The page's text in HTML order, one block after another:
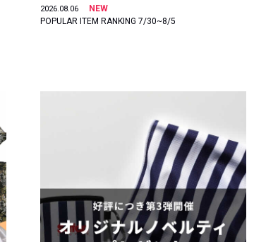
2026.08.06
NEW
POPULAR ITEM RANKING 7/30~8/5